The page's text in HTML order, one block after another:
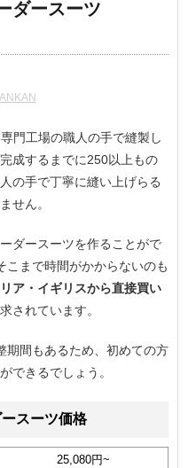
ダースーツ
門工場の職人の手で縫製し
成するまでに250以上もの
の手で丁寧に縫い上げらる
せん。
ダースーツを作ることがで
こまで時間がかからないのも
ア・イギリスから直接買い
されています。
期間もあるため、初めての方
できるでしょう。
スーツ価格
25,080円~